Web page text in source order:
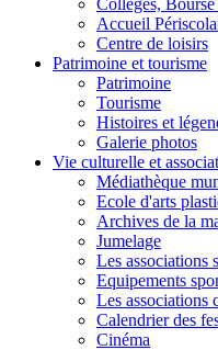
Collèges,
Accueil
Centre de loisirs
Patrimoine et tourisme
Patrimoine
Tourisme
Histoires et
Galerie photos
Vie culturelle et
Médiathèque
Ecole d'arts
Archives de la
Jumelage
Les associations
Equipements
Les associations
Calendrier des
Cinéma